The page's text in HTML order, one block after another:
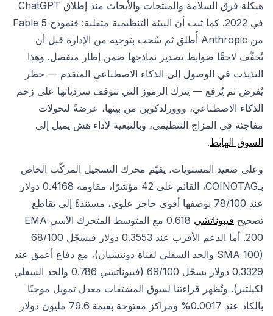
هيكلة فرق السلامة والمنتجات والأبحاث منذ إطلاق ChatGPT
في 2022. كما ثبت أن البيئة التنظيمية متقلبة: فنموذج Fable 5
من Anthropic أُطلق ثم سُحب بتوجيه من الإدارة قبل أن
تُخفَّف لاحقًا ضوابط تصدير نماذجها ضمن إطار منفصل. وهذا
التذبذب في الوصول إلى الذكاء الاصطناعي المتقدم — حظر
يُفرض ثم يُرفع — يترك الرموز التي تتوقف سردياتها على زخم
الذكاء الاصطناعي، ووورلدكوين من بينها، عرضةً لتحولات
مفاجئة في المزاج التنظيمي، وبالتبعية لأداء هش يميل إلى
السوق الهابط.
وعلى صعيد المستويات، يقيّم محرك التسجيل المركّب الخاص
بـCOINOTAG، القائم على 42 مؤشرًا، مقاومة 0.4168 دولار
عند 78/100 بوصفها أقوى حاجز علوي، مستندةً إلى تقاطع
تصحيح فيبوناتشي
0.618 مع المتوسط المتحرك الأسي EMA
200. أما الدعم الأقرب عند 0.3553 دولار فيسجّل 68/100
(SMA 100 والحد السفلي لقناة دونتشيان)، مع دفاع أعمق عند
0.3329 دولار يسجّل 69/100 (فيبوناتشي 0.786 والحد السفلي
لكيلتنر). وتُظهر قراءتنا لسوق المشتقات معدل تمويل موجبًا
بالكاد عند 0.0017% ومراكز مفتوحة بقيمة 79.6 مليون دولار